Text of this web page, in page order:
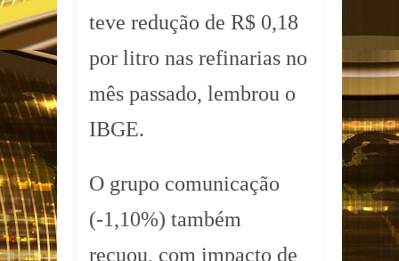
teve redução de R$ 0,18
por litro nas refinarias no
mês passado, lembrou o
IBGE.
O grupo comunicação
(-1,10%) também
recuou, com impacto de